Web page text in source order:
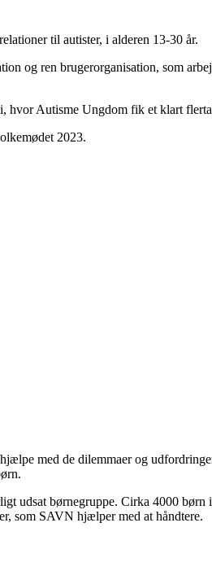
til autister, i alderen 13-30 år.
og ren brugerorganisation, som
hvor Autisme Ungdom fik et klart
2023.
med de dilemmaer og
udsat børnegruppe. Cirka 4000
som SAVN hjælper med at håndtere.